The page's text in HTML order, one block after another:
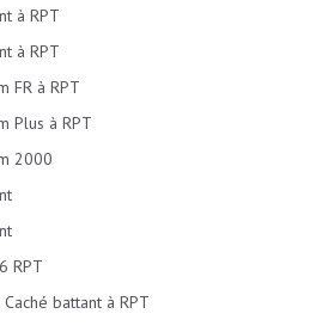
à RPT
à RPT
FR à RPT
Plus à RPT
2000
RPT
battant à RPT